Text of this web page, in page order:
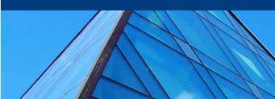
QQ好友
QQ空间